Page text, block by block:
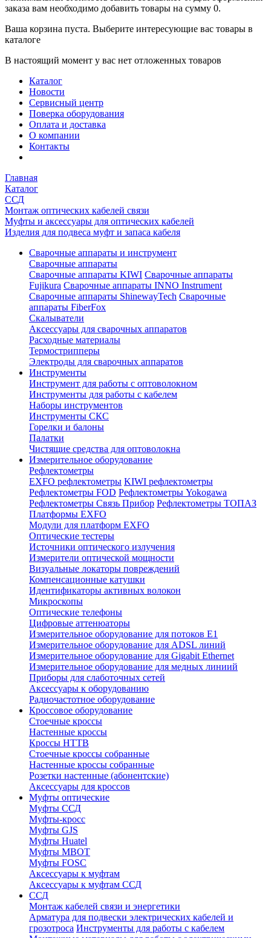
заказа вам необходимо добавить товары на сумму 0.
Ваша корзина пуста. Выберите интересующие вас товары в
каталоге
В настоящий момент у вас нет отложенных товаров
Каталог
Новости
Сервисный центр
Поверка оборудования
Оплата и доставка
О компании
Контакты
Главная
Каталог
ССД
Монтаж оптических кабелей связи
Муфты и аксессуары для оптических кабелей
Изделия для подвеса муфт и запаса кабеля
Сварочные аппараты и инструмент
Сварочные аппараты
Сварочные аппараты KIWI Сварочные аппараты
Fujikura Сварочные аппараты INNO Instrument
Сварочные аппараты ShinewayTech Cварочные
аппараты FiberFox
Скалыватели
Аксессуары для сварочных аппаратов
Расходные материалы
Термострипперы
Электроды для сварочных аппаратов
Инструменты
Инструмент для работы с оптоволокном
Инструменты для работы с кабелем
Наборы инструментов
Инструменты СКС
Горелки и балоны
Палатки
Чистящие средства для оптоволокна
Измерительное оборудование
Рефлектометры
EXFO рефлектометры KIWI рефлектометры
Рефлектометры FOD Рефлектометры Yokogawa
Рефлектометры Связь Прибор Рефлектометры ТОПАЗ
Платформы EXFO
Модули для платформ EXFO
Оптические тестеры
Источники оптического излучения
Измерители оптической мощности
Визуальные локаторы повреждений
Компенсационные катушки
Идентификаторы активных волокон
Микроскопы
Оптические телефоны
Цифровые аттенюаторы
Измерительное оборудование для потоков Е1
Измерительное оборудование для ADSL линий
Измерительное оборудование для Gigabit Ethernet
Измерительное оборудование для медных линиий
Приборы для слаботочных сетей
Аксессуары к оборудованию
Радиочастотное оборудование
Кроссовое оборудование
Стоечные кроссы
Настенные кроссы
Кроссы HTTB
Стоечные кроссы собранные
Настенные кроссы собранные
Розетки настенные (абонентские)
Аксессуары для кроссов
Муфты оптические
Муфты ССД
Муфты-кросс
Муфты GJS
Муфты Huatel
Муфты МВОТ
Муфты FOSC
Аксессуары к муфтам
Аксессуары к муфтам ССД
ССД
Монтаж кабелей связи и энергетики
Арматура для подвески электрических кабелей и
грозотроса Инструменты для работы с кабелем